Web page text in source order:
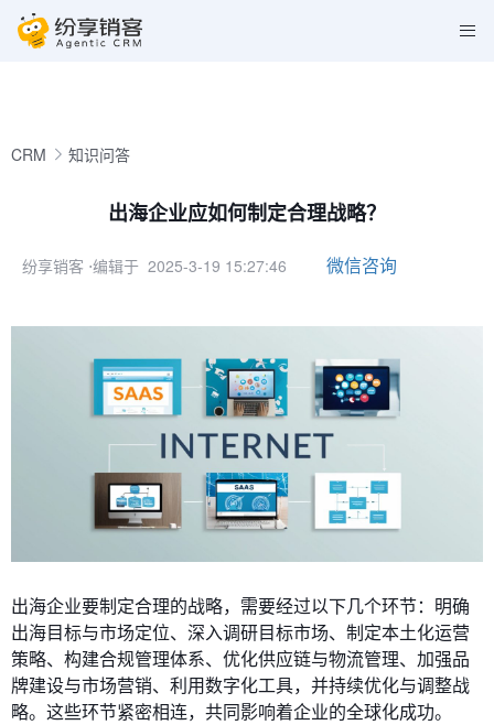
CRM 知识问答
出海企业应如何制定合理战略？
纷享销客 ⋅编辑于 2025-3-19 15:27:46 微信咨询
出海企业要制定合理的战略，需要经过以下几个环节：明确
出海目标与市场定位、深入调研目标市场、制定本土化运营
策略、构建合规管理体系、优化供应链与物流管理、加强品
牌建设与市场营销、利用数字化工具，并持续优化与调整战
略。这些环节紧密相连，共同影响着企业的全球化成功。